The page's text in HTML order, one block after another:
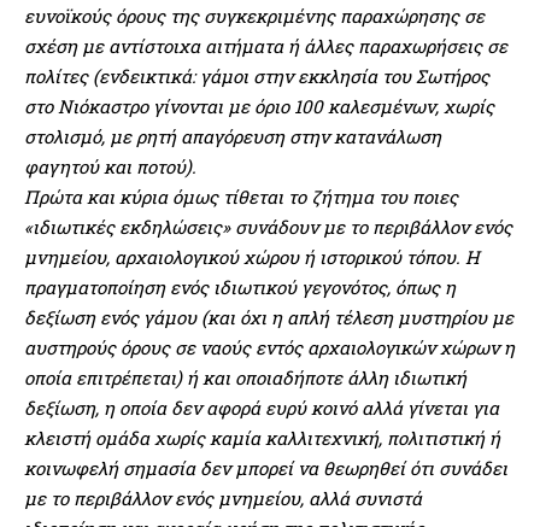
ευνοϊκούς όρους της συγκεκριμένης παραχώρησης σε
σχέση με αντίστοιχα αιτήματα ή άλλες παραχωρήσεις σε
πολίτες (ενδεικτικά: γάμοι στην εκκλησία του Σωτήρος
στο Νιόκαστρο γίνονται με όριο 100 καλεσμένων, χωρίς
στολισμό, με ρητή απαγόρευση στην κατανάλωση
φαγητού και ποτού).
Πρώτα και κύρια όμως τίθεται το ζήτημα του ποιες
«ιδιωτικές εκδηλώσεις» συνάδουν με το περιβάλλον ενός
μνημείου, αρχαιολογικού χώρου ή ιστορικού τόπου. Η
πραγματοποίηση ενός ιδιωτικού γεγονότος, όπως η
δεξίωση ενός γάμου (και όχι η απλή τέλεση μυστηρίου με
αυστηρούς όρους σε ναούς εντός αρχαιολογικών χώρων η
οποία επιτρέπεται) ή και οποιαδήποτε άλλη ιδιωτική
δεξίωση, η οποία δεν αφορά ευρύ κοινό αλλά γίνεται για
κλειστή ομάδα χωρίς καμία καλλιτεχνική, πολιτιστική ή
κοινωφελή σημασία δεν μπορεί να θεωρηθεί ότι συνάδει
με το περιβάλλον ενός μνημείου, αλλά συνιστά